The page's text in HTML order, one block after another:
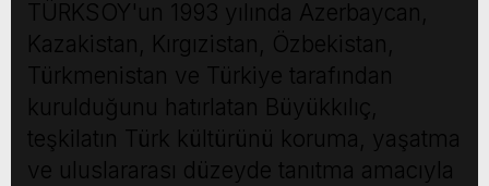
TÜRKSOY'un 1993 yılında Azerbaycan,
Kazakistan, Kırgızistan, Özbekistan,
Türkmenistan ve Türkiye tarafından
kurulduğunu hatırlatan Büyükkılıç,
teşkilatın Türk kültürünü koruma, yaşatma
ve uluslararası düzeyde tanıtma amacıyla